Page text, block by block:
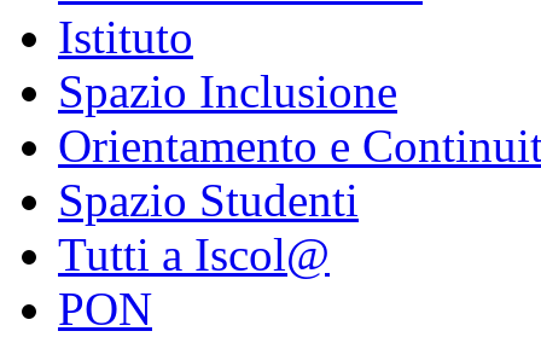
Istituto
Spazio Inclusione
Orientamento e
Spazio Studenti
Tutti a Iscol@
PON